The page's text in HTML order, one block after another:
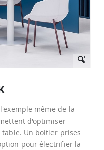
même de la
d'optimiser
Un boitier prises
pour électrifier la